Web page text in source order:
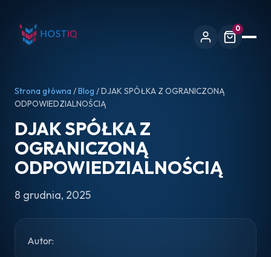
0
Strona główna /Blog / DJAK SPÓŁKA Z OGRANICZONĄ
ODPOWIEDZIALNOŚCIĄ
DJAK SPÓŁKA Z
OGRANICZONĄ
ODPOWIEDZIALNOŚCIĄ
8 grudnia, 2025
Autor: